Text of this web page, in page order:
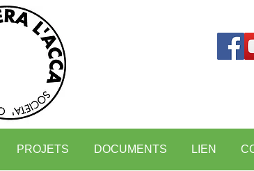
PROJETS DOCUMENTS LIEN